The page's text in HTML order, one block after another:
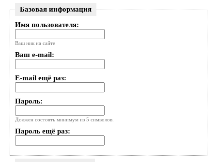
Базовая информация
Имя пользователя:
Ваш ник на сайте
Ваш e-mail:
E-mail ещё раз:
Пароль:
Должен состоять минимум из 5 символов.
Пароль ещё раз: